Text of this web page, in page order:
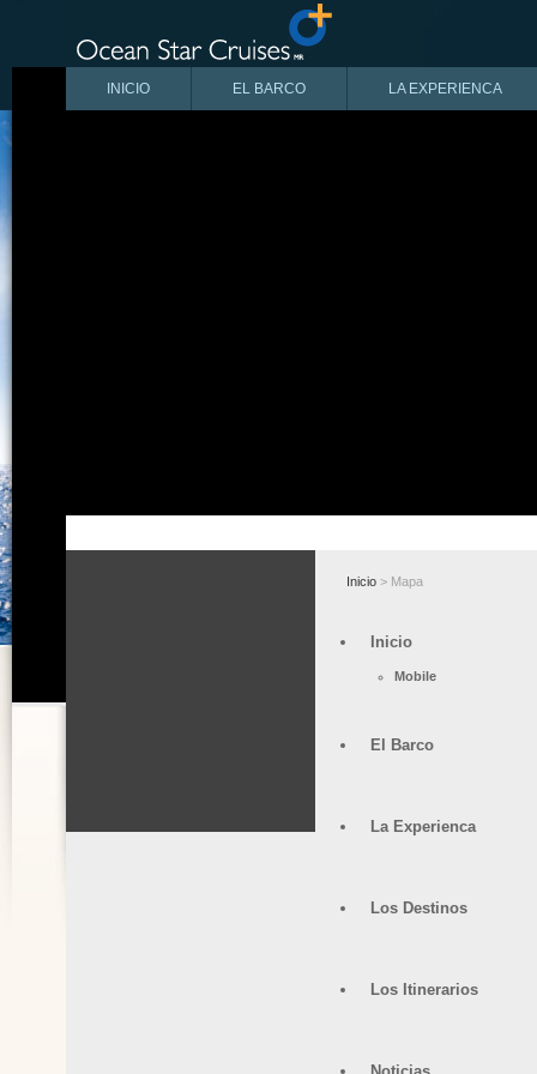
INICIO EL BARCO LA EXPERIENCA
Inicio > Mapa
Inicio
Mobile
El Barco
La Experienca
Los Destinos
Los Itinerarios